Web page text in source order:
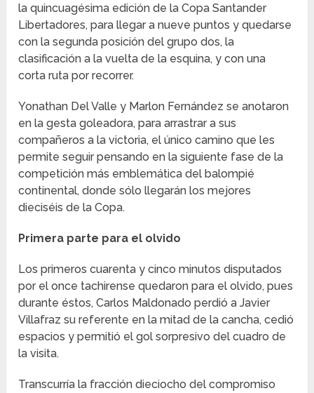
la quincuagésima edición de la Copa Santander
Libertadores, para llegar a nueve puntos y quedarse
con la segunda posición del grupo dos, la
clasificación a la vuelta de la esquina, y con una
corta ruta por recorrer.
Yonathan Del Valle y Marlon Fernández se anotaron
en la gesta goleadora, para arrastrar a sus
compañeros a la victoria, el único camino que les
permite seguir pensando en la siguiente fase de la
competición más emblemática del balompié
continental, donde sólo llegarán los mejores
dieciséis de la Copa.
Primera parte para el olvido
Los primeros cuarenta y cinco minutos disputados
por el once tachirense quedaron para el olvido, pues
durante éstos, Carlos Maldonado perdió a Javier
Villafraz su referente en la mitad de la cancha, cedió
espacios y permitió el gol sorpresivo del cuadro de
la visita.
Transcurría la fracción dieciocho del compromiso